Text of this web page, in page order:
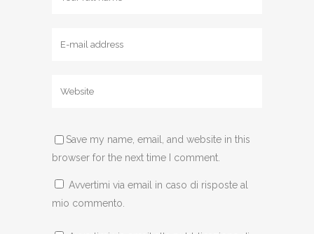
Save my name, email, and website in this
browser for the next time I comment.
Avvertimi via email in caso di risposte al
mio commento.